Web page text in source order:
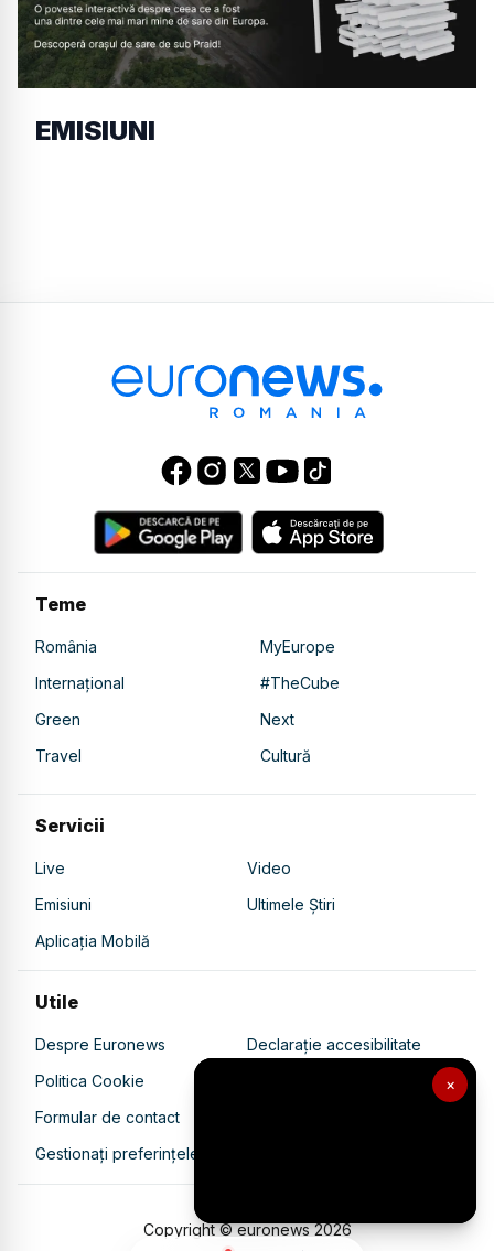
×
EMISIUNI
Teme
România
MyEurope
Internațional
#TheCube
Green
Next
Travel
Cultură
Servicii
Live
Video
Emisiuni
Ultimele Știri
Aplicația Mobilă
Utile
Despre Euronews
Declarație accesibilitate
Politica Cookie
Politica de confidențialitate
Formular de contact
Gestionați preferințele
Copyright © euronews2026